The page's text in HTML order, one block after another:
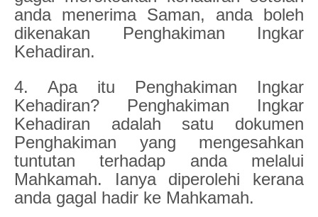
anda menerima Saman, anda boleh
dikenakan Penghakiman Ingkar
Kehadiran.
4. Apa itu Penghakiman Ingkar
Kehadiran? Penghakiman Ingkar
Kehadiran adalah satu dokumen
Penghakiman yang mengesahkan
tuntutan terhadap anda melalui
Mahkamah. Ianya diperolehi kerana
anda gagal hadir ke Mahkamah.